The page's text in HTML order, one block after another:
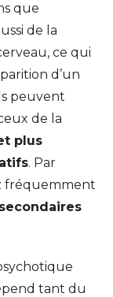
que
de la
ce qui
d’un
peuvent
de la
plus
. Par
fréquemment
tant du